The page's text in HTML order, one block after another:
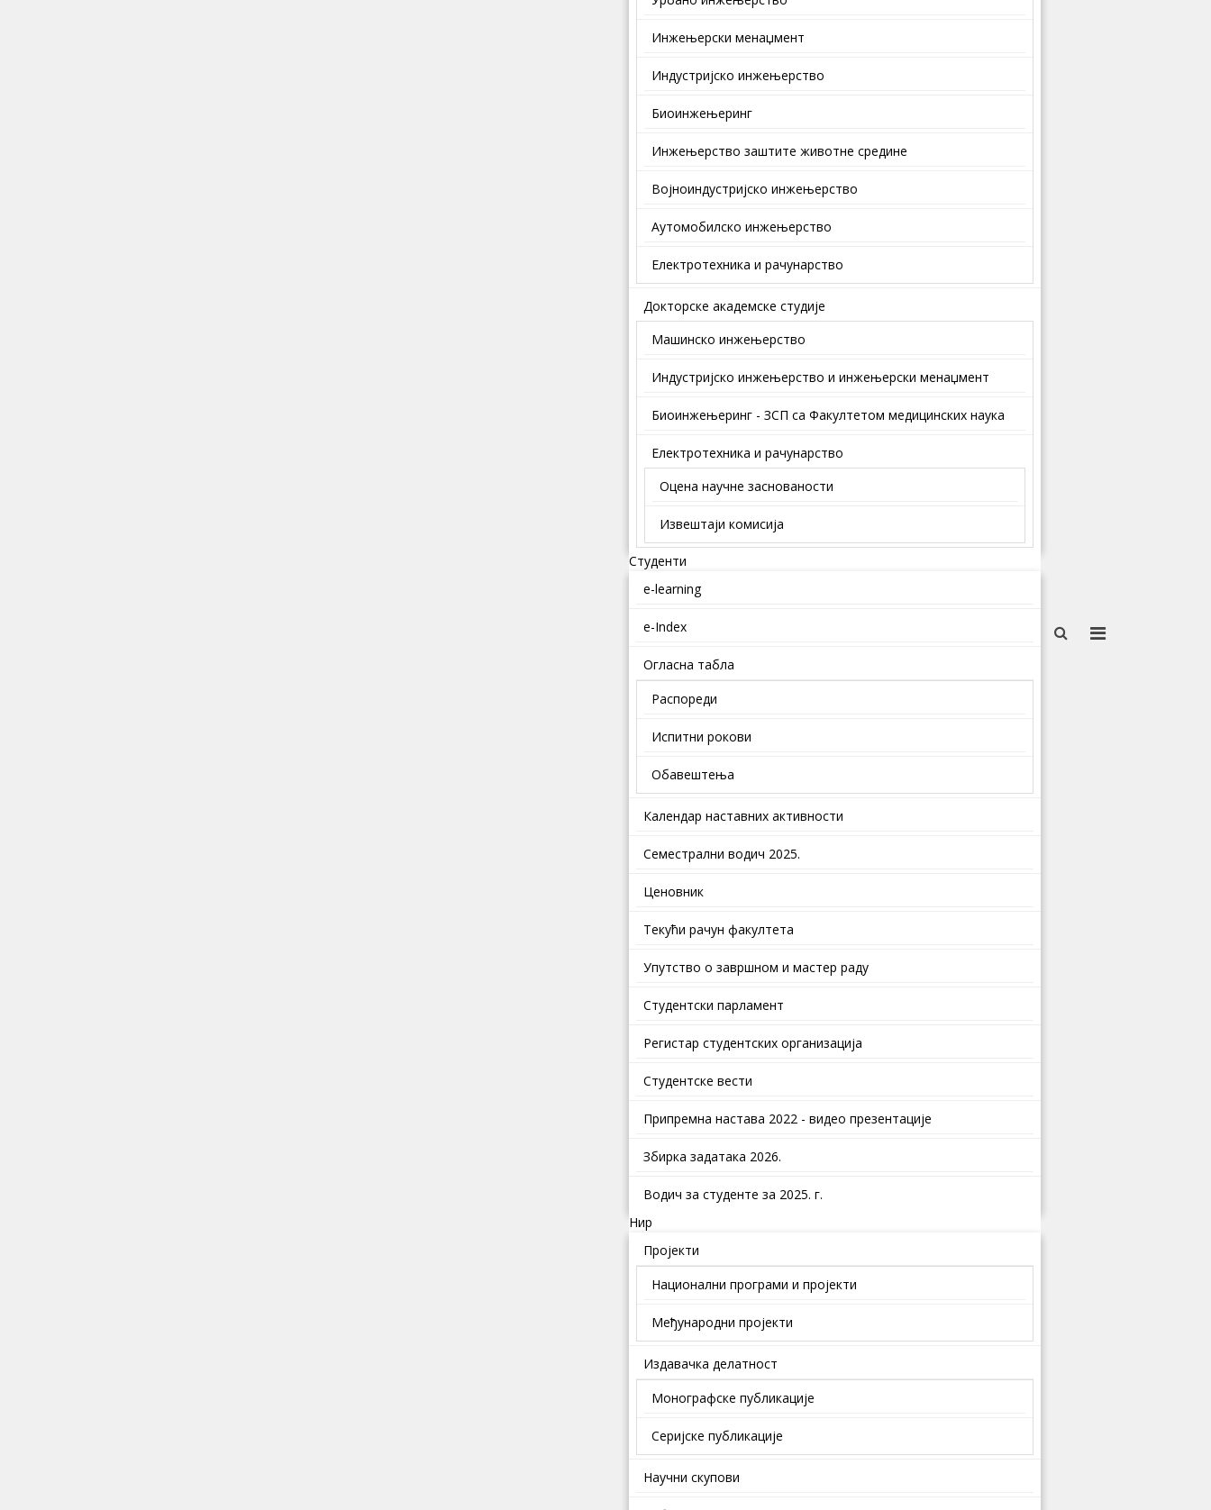
Инжењерски менаџмент
Индустријско инжењерство
Биоинжењеринг
Инжењерство заштите животне средине
Војноиндустријско инжењерство
Аутомобилско инжењерство
Електротехника и рачунарство
Докторске академске студије
Mашинско инжењерство
Индустријско инжењерство и инжењерски менаџмент
Биоинжењеринг - ЗСП са Факултетом медицинских наука
Електротехника и рачунарство
Оцена научне заснованости
Извештаји комисија
Студенти
e-learning
e-Index
Огласна табла
Распореди
Испитни рокови
Обавештења
Календар наставних активности
Семестрални водич 2025.
Ценовник
Текући рачун факултета
Упутство о завршном и мастер раду
Студентски парламент
Регистар студентских организација
Студентске вести
Припремна настава 2022 - видео презентације
Збирка задатака 2026.
Водич за студенте за 2025. г.
Нир
Пројекти
Национални програми и пројекти
Међународни пројекти
Издавачка делатност
Монографске публикације
Серијске публикације
Научни скупови